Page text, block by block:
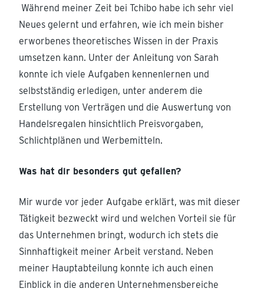
Während meiner Zeit bei Tchibo habe ich sehr viel
Neues gelernt und erfahren, wie ich mein bisher
erworbenes theoretisches Wissen in der Praxis
umsetzen kann. Unter der Anleitung von Sarah
konnte ich viele Aufgaben kennenlernen und
selbstständig erledigen, unter anderem die
Erstellung von Verträgen und die Auswertung von
Handelsregalen hinsichtlich Preisvorgaben,
Schlichtplänen und Werbemitteln.
Was hat dir besonders gut gefallen?
Mir wurde vor jeder Aufgabe erklärt, was mit dieser
Tätigkeit bezweckt wird und welchen Vorteil sie für
das Unternehmen bringt, wodurch ich stets die
Sinnhaftigkeit meiner Arbeit verstand. Neben
meiner Hauptabteilung konnte ich auch einen
Einblick in die anderen Unternehmensbereiche